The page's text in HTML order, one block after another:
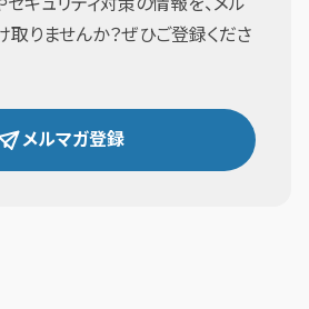
セキュリティ対策の情報を、メル
取りませんか？ぜひご登録くださ
メルマガ登録